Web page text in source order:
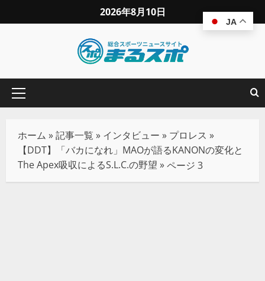
2026年8月10日
ホーム »記事一覧 » インタビュー » プロレス »
【DDT】「バカになれ」MAOが語るKANONの変化と
The Apex吸収によるS.L.C.の野望 »ページ 3
JA